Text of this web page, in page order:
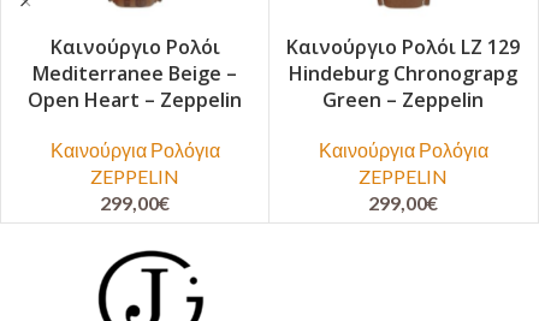
Καινούργιο Ρολόι
Mediterranee Beige –
Open Heart – Zeppelin
Καινούργια Ρολόγια
ZEPPELIN
299,00€
Καινούργιο Ρολόι LZ 129
Hindeburg Chronograpg
Green – Zeppelin
Καινούργια Ρολόγια
ZEPPELIN
299,00€